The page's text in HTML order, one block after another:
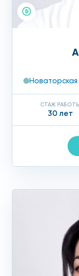
Для определения
важна
на белки-антитела
иммуноглобулинов
заболевание. В
встреча с вирусом
требуется.
Лечение
При
противовирусные
Беременной
назначают по
лечения
гестации. Вопрос о
беременности или
индивидуальном
Новаторская
СТАЖ
30 лет